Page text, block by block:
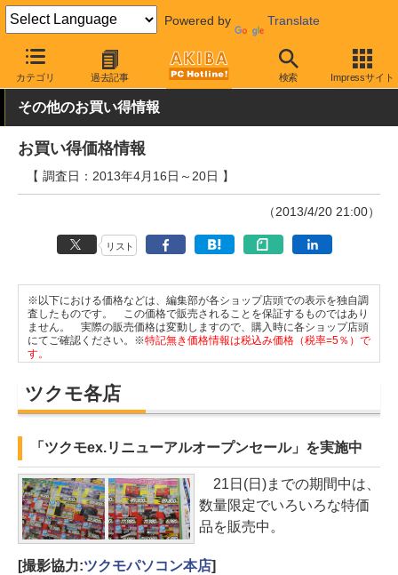
Powered by Translate
カテゴリ 過去記事 検索 Impressサイト
AKIBA PC Hotline! 秋葉原情報 価格情報 特価情報
その他のお買い得情報
お買い得価格情報
【 調査日：2013年4月16日～20日 】
（2013/4/20 21:00）
リスト
※以下における価格などは、編集部が各ショップ店頭での表示を独自調
査したものです。 この価格で販売されることを保証するものではあり
ません。 実際の販売価格は変動しますので、購入時に各ショップ店頭
にてご確認ください。※特記無き価格情報は税込み価格（税率=5％）で
す。
ツクモ各店
「ツクモex.リニューアルオープンセール」を実施中
21日(日)までの期間中は、
数量限定でいろいろな特価
品を販売中。
[撮影協力:ツクモパソコン本店]